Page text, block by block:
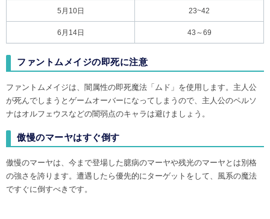
5月10日 23~42
6月14日 43～69
ファントムメイジの即死に注意
ファントムメイジは、闇属性の即死魔法「ムド」を使用します。主人公
が死んでしまうとゲームオーバーになってしまうので、主人公のペルソ
ナはオルフェウスなどの闇弱点のキャラは避けましょう。
傲慢のマーヤはすぐ倒す
傲慢のマーヤは、今まで登場した臆病のマーヤや残光のマーヤとは別格
の強さを誇ります。遭遇したら優先的にターゲットをして、風系の魔法
ですぐに倒すべきです。